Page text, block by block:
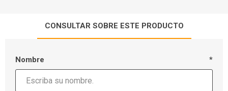
CONSULTAR SOBRE ESTE PRODUCTO
Nombre *